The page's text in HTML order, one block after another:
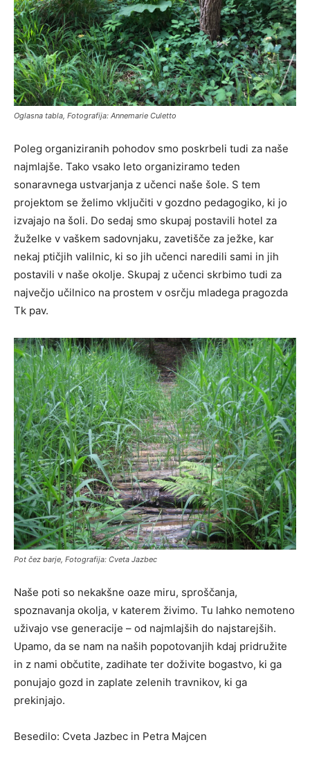
Oglasna tabla, Fotografija: Annemarie Culetto
Poleg organiziranih pohodov smo poskrbeli tudi za naše
najmlajše. Tako vsako leto organiziramo teden
sonaravnega ustvarjanja z učenci naše šole. S tem
projektom se želimo vključiti v gozdno pedagogiko, ki jo
izvajajo na šoli. Do sedaj smo skupaj postavili hotel za
žuželke v vaškem sadovnjaku, zavetišče za ježke, kar
nekaj ptičjih valilnic, ki so jih učenci naredili sami in jih
postavili v naše okolje. Skupaj z učenci skrbimo tudi za
največjo učilnico na prostem v osrčju mladega pragozda
Tk pav.
Pot čez barje, Fotografija: Cveta Jazbec
Naše poti so nekakšne oaze miru, sproščanja,
spoznavanja okolja, v katerem živimo. Tu lahko nemoteno
uživajo vse generacije – od najmlajših do najstarejših.
Upamo, da se nam na naših popotovanjih kdaj pridružite
in z nami občutite, zadihate ter doživite bogastvo, ki ga
ponujajo gozd in zaplate zelenih travnikov, ki ga
prekinjajo.
Besedilo: Cveta Jazbec in Petra Majcen